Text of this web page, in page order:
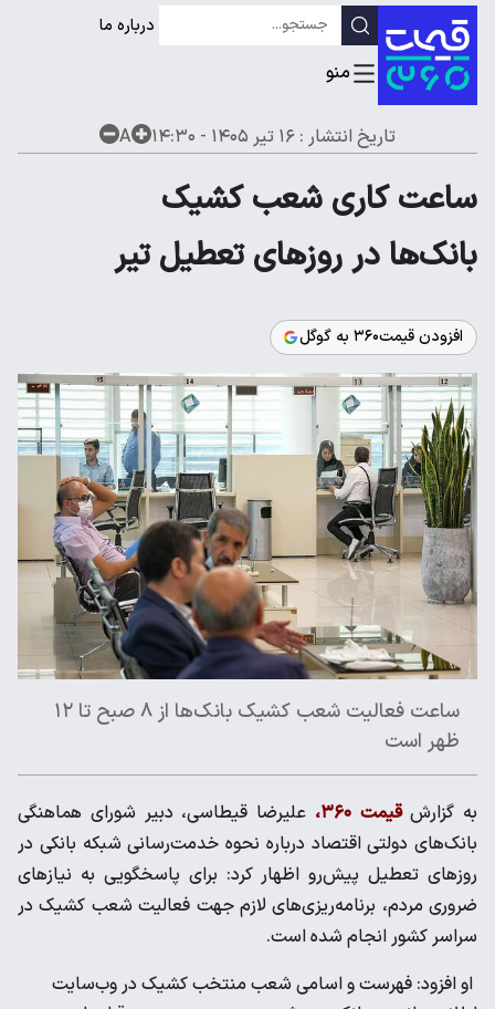
درباره ما
تاریخ انتشار : ۱۶ تیر ۱۴۰۵ - ۱۴:۳۰ A
ساعت کاری شعب کشیک
بانک‌ها در روزهای تعطیل تیر
افزودن قیمت۳۶۰ به گوگل
ساعت فعالیت شعب کشیک بانک‌ها از ۸ صبح تا ۱۲
ظهر است
به گزارشقیمت ۳۶۰،
علیرضا قیطاسی، دبیر شورای هماهنگی
بانک‌های دولتی اقتصاد درباره نحوه خدمت‌رسانی شبکه بانکی در
روز‌های تعطیل پیش‌رو اظهار کرد: برای پاسخگویی به نیاز‌های
ضروری مردم، برنامه‌ریزی‌های لازم جهت فعالیت شعب کشیک در
سراسر کشور انجام شده است.
او افزود: فهرست و اسامی شعب منتخب کشیک در وب‌سایت